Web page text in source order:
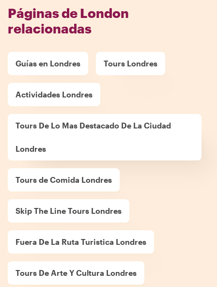
Páginas de London
relacionadas
Guías en Londres Tours Londres
Actividades Londres
Tours De Lo Mas Destacado De La Ciudad
Londres
Tours de Comida Londres
Skip The Line Tours Londres
Fuera De La Ruta Turistica Londres
Tours De Arte Y Cultura Londres